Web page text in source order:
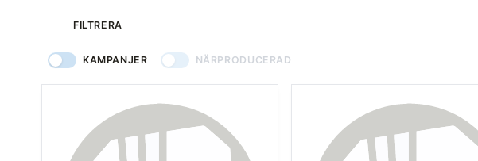
FILTRERA
KAMPANJER NÄRPRODUCERAD